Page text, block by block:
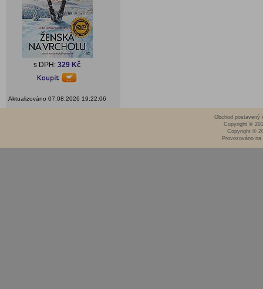
s DPH: 329 Kč
Aktualizováno 07.08.2026 19:22:06
Obchod postavený
Copyright ©
Copyright ©
Provozováno